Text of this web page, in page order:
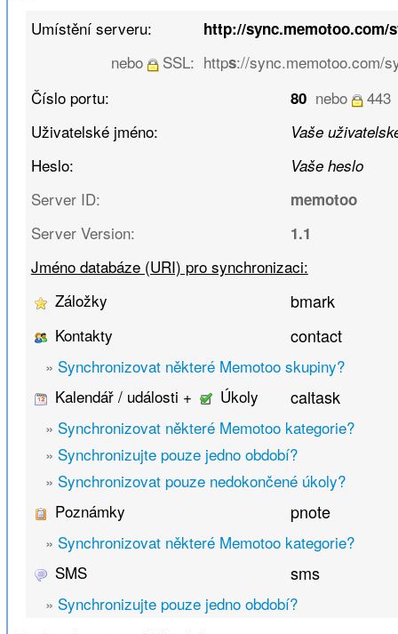
Umístění serveru:
http://sync.memotoo.com/
nebo SSL: https://sync.memotoo.com/
Číslo portu:
80 nebo
443
Uživatelské jméno:
Vaše
Heslo: Vaše heslo
Server ID: memotoo
Server Version: 1.1
Jméno databáze (URI) pro synchronizaci:
Záložky
bmark
Kontakty contact
» Synchronizovat některé Memotoo skupiny?
Kalendář / události +
Úkoly caltask
» Synchronizovat některé Memotoo kategorie?
» Synchronizujte pouze jedno období?
» Synchronizovat pouze nedokončené úkoly?
Poznámky
pnote
» Synchronizovat některé Memotoo kategorie?
SMS
sms
» Synchronizujte pouze jedno období?